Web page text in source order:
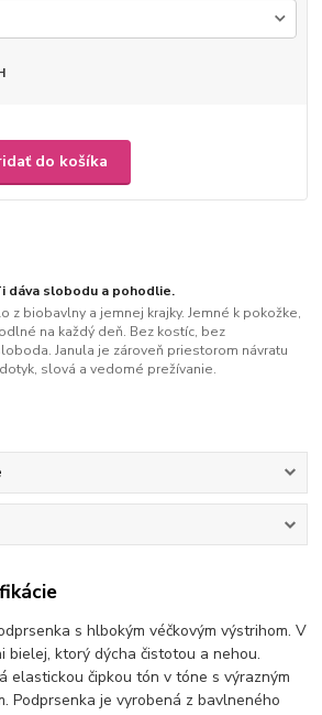
do košíka
dáva slobodu a pohodlie.
z biobavlny a jemnej krajky. Jemné k pokožke,
na každý deň. Bez kostíc, bez
Janula je zároveň priestorom návratu
slová a vedomé prežívanie.
s hlbokým véčkovým výstrihom. V
bielej, ktorý dýcha čistotou a nehou.
elastickou čipkou tón v tóne s výrazným
Podprsenka je vyrobená z bavlneného